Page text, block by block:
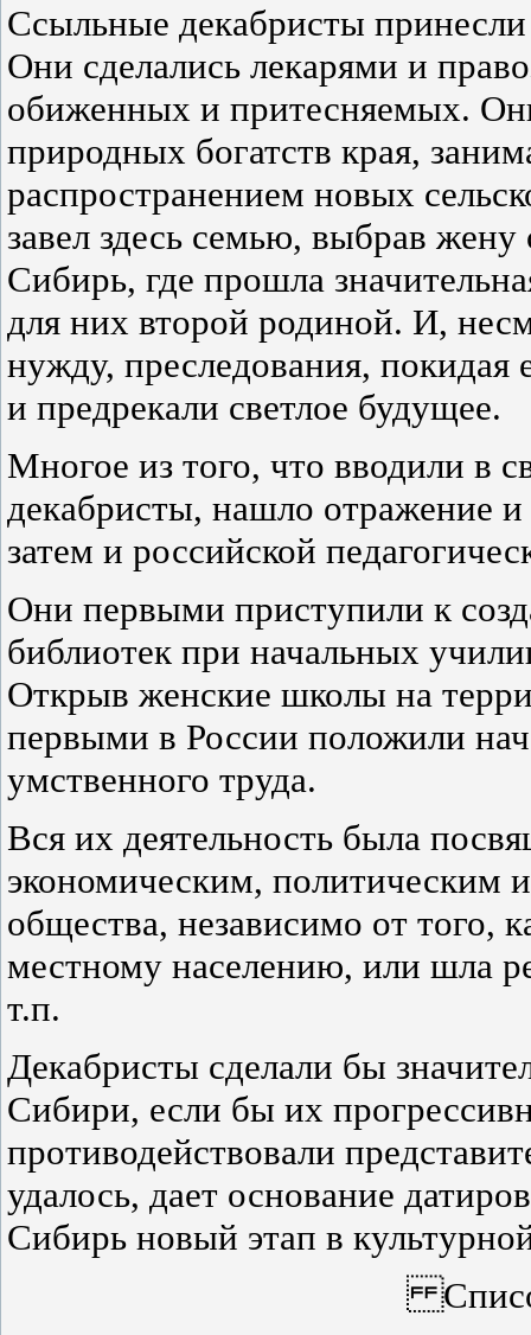
Ссыльные декабристы
Они сделались лекарями и
обиженных и притесняемых.
природных богатств края,
распространением новых
завел здесь семью, выбрав
Сибирь, где прошла
для них второй родиной. И,
нужду, преследования, покидая
и предрекали светлое будущее.
Многое из того, что вводили в
декабристы, нашло отражение и
затем и российской
Они первыми приступили к
библиотек при начальных
Открыв женские школы на
первыми в России положили
умственного труда.
Вся их деятельность была
экономическим, политическим
общества, независимо от того,
местному населению, или шла
т.п.
Декабристы сделали бы
Сибири, если бы их
противодействовали
удалось, дает основание
Сибирь новый этап в